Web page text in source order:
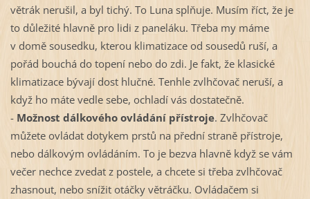
větrák nerušil, a byl tichý. To Luna splňuje. Musím říct, že je
to důležité hlavně pro lidi z paneláku. Třeba my máme
v domě sousedku, kterou klimatizace od sousedů ruší, a
pořád bouchá do topení nebo do zdi. Je fakt, že klasické
klimatizace bývají dost hlučné. Tenhle zvlhčovač neruší, a
když ho máte vedle sebe, ochladí vás dostatečně.
- Možnost dálkového ovládání přístroje. Zvlhčovač
můžete ovládat dotykem prstů na přední straně přístroje,
nebo dálkovým ovládáním. To je bezva hlavně když se vám
večer nechce zvedat z postele, a chcete si třeba zvlhčovač
zhasnout, nebo snížit otáčky větráčku. Ovládačem si